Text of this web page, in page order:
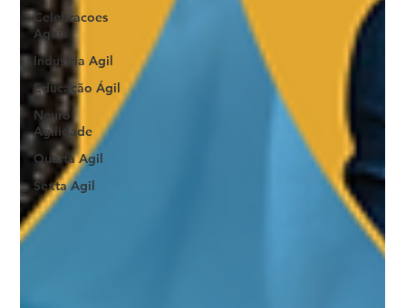
Celebracoes
Ageis
Industria Agil
Educação Ágil
Neuro
Agilidade
Quarta Agil
Sexta Agil